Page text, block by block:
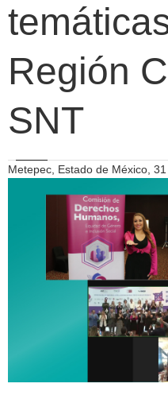
Región
SNT
Metepec, Estado de México,